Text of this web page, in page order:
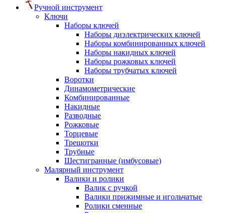
Ручной инструмент
Ключи
Наборы ключей
Наборы диэлектрических ключей
Наборы комбинированных ключей
Наборы накидных ключей
Наборы рожковых ключей
Наборы трубчатых ключей
Воротки
Динамометрические
Комбинированные
Накидные
Разводные
Рожковые
Торцевые
Трещотки
Трубные
Шестигранные (имбусовые)
Малярный инструмент
Валики и ролики
Валик с ручкой
Валики прижимные и игольчатые
Ролики сменные